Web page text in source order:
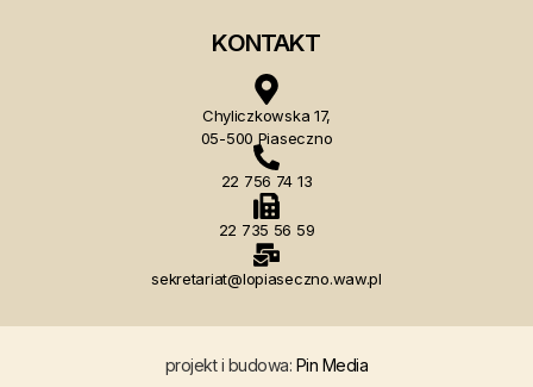
KONTAKT
Chyliczkowska 17,
05-500 Piaseczno
22 756 74 13
22 735 56 59
sekretariat@lopiaseczno.waw.pl
projekt i budowa: Pin Media